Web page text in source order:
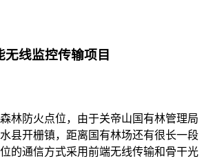
线监控传输项目
林防火点位，由于关帝山国有林管理局
县开栅镇，距离国有林场还有很长一段
的通信方式采用前端无线传输和骨干光